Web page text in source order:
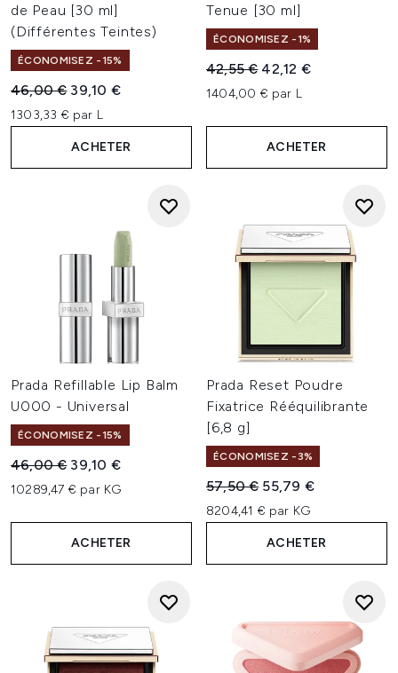
de Peau [30 ml]
(Différentes Teintes)
ÉCONOMISEZ -15%
Prix de vente :
46,00 € Prix ​​actuel :
39,10 €
1303,33 € par L
ACHETER
Tenue [30 ml]
ÉCONOMISEZ -1%
Prix de vente :
42,55 € Prix ​​actuel :
42,12 €
1404,00 € par L
ACHETER
Prada Refillable Lip Balm
U000 - Universal
ÉCONOMISEZ -15%
Prix de vente :
46,00 € Prix ​​actuel :
39,10 €
10289,47 € par KG
ACHETER
Prada Reset Poudre
Fixatrice Rééquilibrante
[6,8 g]
ÉCONOMISEZ -3%
Prix de vente :
57,50 € Prix ​​actuel :
55,79 €
8204,41 € par KG
ACHETER